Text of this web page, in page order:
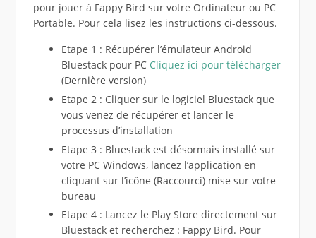
pour jouer à Fappy Bird sur votre Ordinateur ou PC
Portable. Pour cela lisez les instructions ci-dessous.
Etape 1 : Récupérer l’émulateur Android
Bluestack pour PC Cliquez ici pour télécharger
(Dernière version)
Etape 2 : Cliquer sur le logiciel Bluestack que
vous venez de récupérer et lancer le
processus d’installation
Etape 3 : Bluestack est désormais installé sur
votre PC Windows, lancez l’application en
cliquant sur l’icône (Raccourci) mise sur votre
bureau
Etape 4 : Lancez le Play Store directement sur
Bluestack et recherchez : Fappy Bird. Pour